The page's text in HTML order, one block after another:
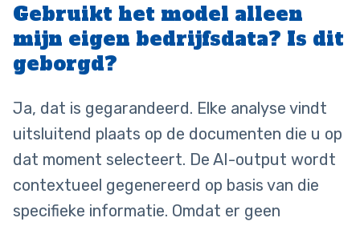
Gebruikt het model alleen
mijn eigen bedrijfsdata? Is dit
geborgd?
Ja, dat is gegarandeerd. Elke analyse vindt
uitsluitend plaats op de documenten die u op
dat moment selecteert. De AI-output wordt
contextueel gegenereerd op basis van die
specifieke informatie. Omdat er geen